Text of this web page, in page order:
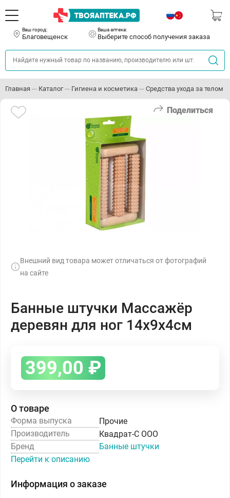
Ваш город:
Благовещенск
Ваша аптека:
Выберите способ получения заказа
Главная Каталог Гигиена и косметика Средства ухода за телом
Поделиться
Внешний вид товара может отличаться от фотографий
на сайте
Банные штучки Массажёр
деревян для ног 14х9х4см
399,00 ₽
О товаре
Форма выпуска
Прочие
Производитель
Квадрат-С ООО
Бренд
Банные штучки
Перейти к описанию
Информация о заказе